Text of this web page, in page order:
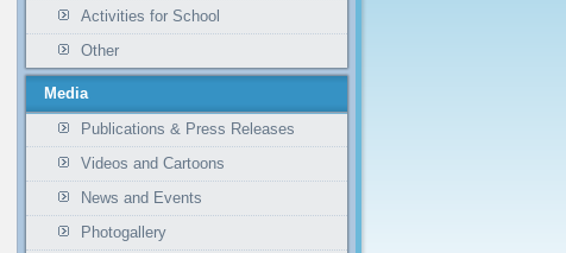
Activities for School
Other
Media
Publications & Press Releases
Videos and Cartoons
News and Events
Photogallery